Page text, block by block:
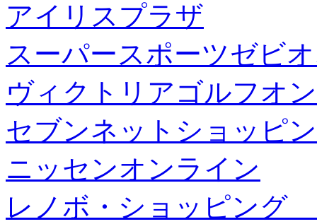
アイリスプラザ
スーパースポーツゼビ
ヴィクトリアゴルフオ
セブンネットショッピ
ニッセンオンライン
レノボ・ショッピング